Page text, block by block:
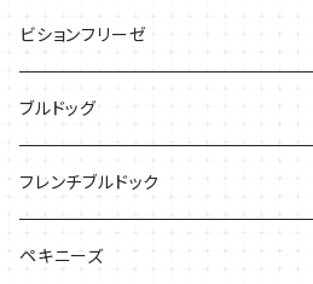
ケース
バッグ
Tシャツ
ケース
バッグ
ビションフリーゼ
Tシャツ
バッグ
ケース
ブルドッグ
Tシャツ
バッグ
フレンチブルドック
バッグ
ペキニーズ